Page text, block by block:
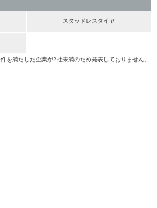
スタッドレスタイヤ
を満たした企業が2社未満のため発表しておりません。